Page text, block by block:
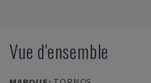
Vue d'ensemble